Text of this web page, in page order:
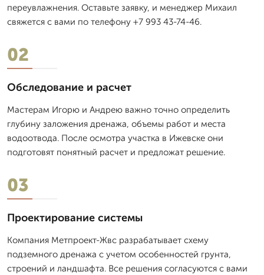
переувлажнения. Оставьте заявку, и менеджер Михаил
свяжется с вами по телефону +7 993 43-74-46.
02
Обследование и расчет
Мастерам Игорю и Андрею важно точно определить
глубину заложения дренажа, объемы работ и места
водоотвода. После осмотра участка в Ижевске они
подготовят понятный расчет и предложат решение.
03
Проектирование системы
Компания Метпроект-Жвс разрабатывает схему
подземного дренажа с учетом особенностей грунта,
строений и ландшафта. Все решения согласуются с вами